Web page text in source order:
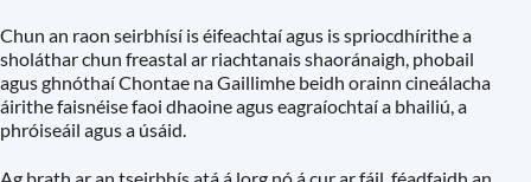
Chun an raon seirbhísí is éifeachtaí agus is spriocdhírithe a
sholáthar chun freastal ar riachtanais shaoránaigh, phobail
agus ghnóthaí Chontae na Gaillimhe beidh orainn cineálacha
áirithe faisnéise faoi dhaoine agus eagraíochtaí a bhailiú, a
phróiseáil agus a úsáid.